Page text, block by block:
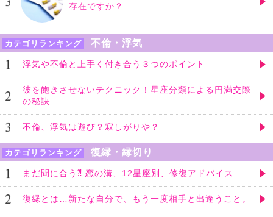
存在ですか？
カテゴリランキング 不倫・浮気
浮気や不倫と上手く付き合う３つのポイント
彼を飽きさせないテクニック！星座分類による円満交際
の秘訣
不倫、浮気は遊び？寂しがりや？
カテゴリランキング 復縁・縁切り
まだ間に合う⁈ 恋の溝、12星座別、修復アドバイス
復縁とは…新たな自分で、もう一度相手と出逢うこと。